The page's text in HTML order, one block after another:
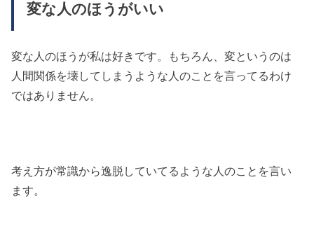
変な人のほうがいい
変な人のほうが私は好きです。もちろん、変というのは
人間関係を壊してしまうような人のことを言ってるわけ
ではありません。
考え方が常識から逸脱していてるような人のことを言い
ます。